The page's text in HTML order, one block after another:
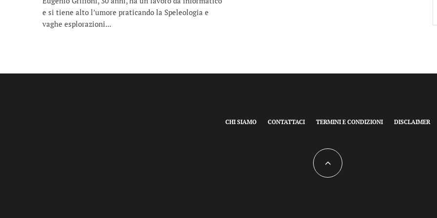
e si tiene alto l’umore praticando la Speleologia e
vaghe esplorazioni...
CHI SIAMO CONTATTACI TERMINI E CONDIZIONI DISCLAIMER